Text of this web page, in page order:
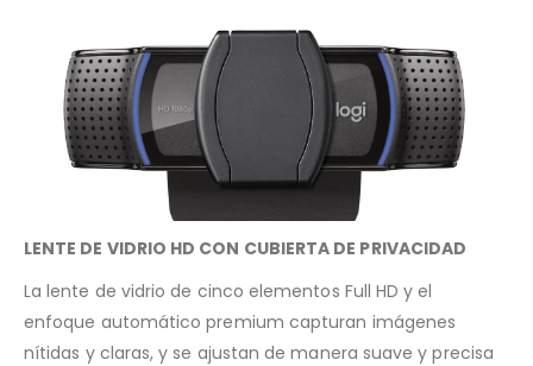
LENTE DE VIDRIO HD CON CUBIERTA DE PRIVACIDAD
La lente de vidrio de cinco elementos Full HD y el
enfoque automático premium capturan imágenes
nítidas y claras, y se ajustan de manera suave y precisa